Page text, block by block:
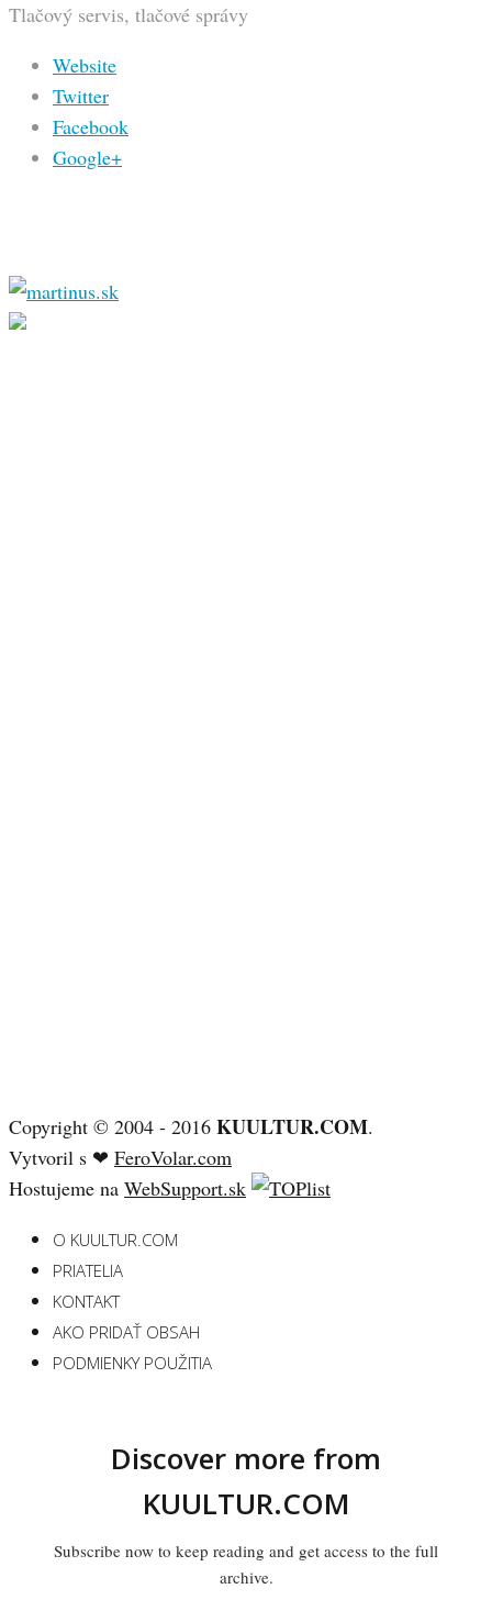
Tlačový servis, tlačové správy
Website
Twitter
Facebook
Google+
Copyright © 2004 - 2016 KUULTUR.COM.
Vytvoril s ❤ FeroVolar.com
Hostujeme na WebSupport.sk
O KUULTUR.COM
PRIATELIA
KONTAKT
AKO PRIDAŤ OBSAH
PODMIENKY POUŽITIA
Discover more from
KUULTUR.COM
Subscribe now to keep reading and get access to the full
archive.